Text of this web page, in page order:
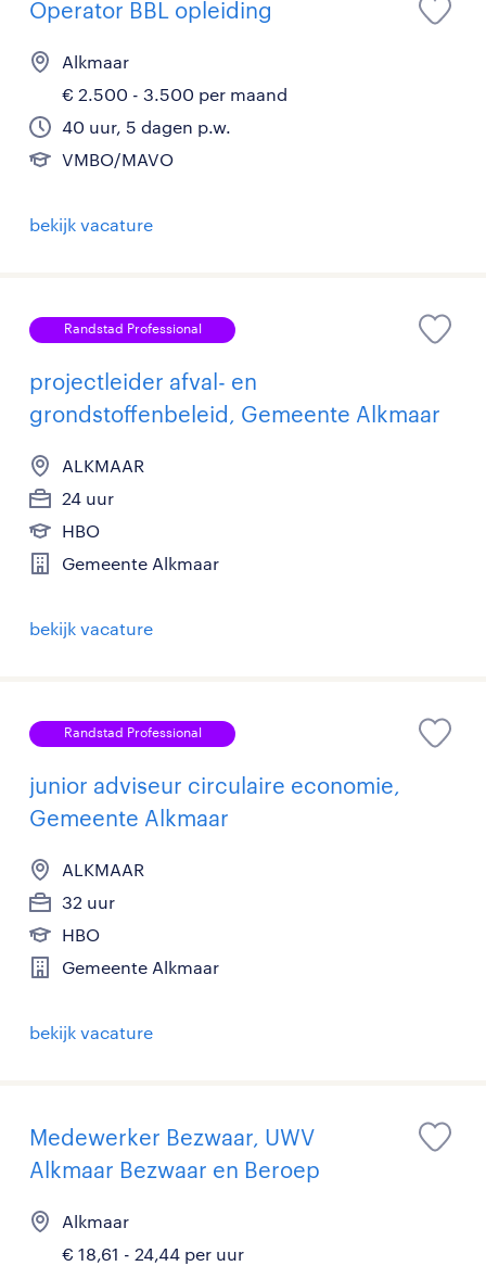
Operator BBL opleiding
Alkmaar
€ 2.500 - 3.500 per maand
40 uur, 5 dagen p.w.
VMBO/MAVO
bekijk vacature
Randstad Professional
projectleider afval- en
grondstoffenbeleid, Gemeente Alkmaar
ALKMAAR
24 uur
HBO
Gemeente Alkmaar
bekijk vacature
Randstad Professional
junior adviseur circulaire economie,
Gemeente Alkmaar
ALKMAAR
32 uur
HBO
Gemeente Alkmaar
bekijk vacature
Medewerker Bezwaar, UWV
Alkmaar Bezwaar en Beroep
Alkmaar
€ 18,61 - 24,44 per uur